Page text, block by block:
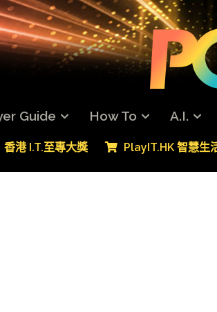
Guide How To A.I.
香港 I.T.至專大獎 PlayIT.HK 智慧生